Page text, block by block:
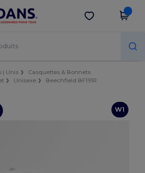
sur l’app !
Obtenir l'appli
| Unis
Casquettes & Bonnets
Unisexe Beechfield BF191R
W1